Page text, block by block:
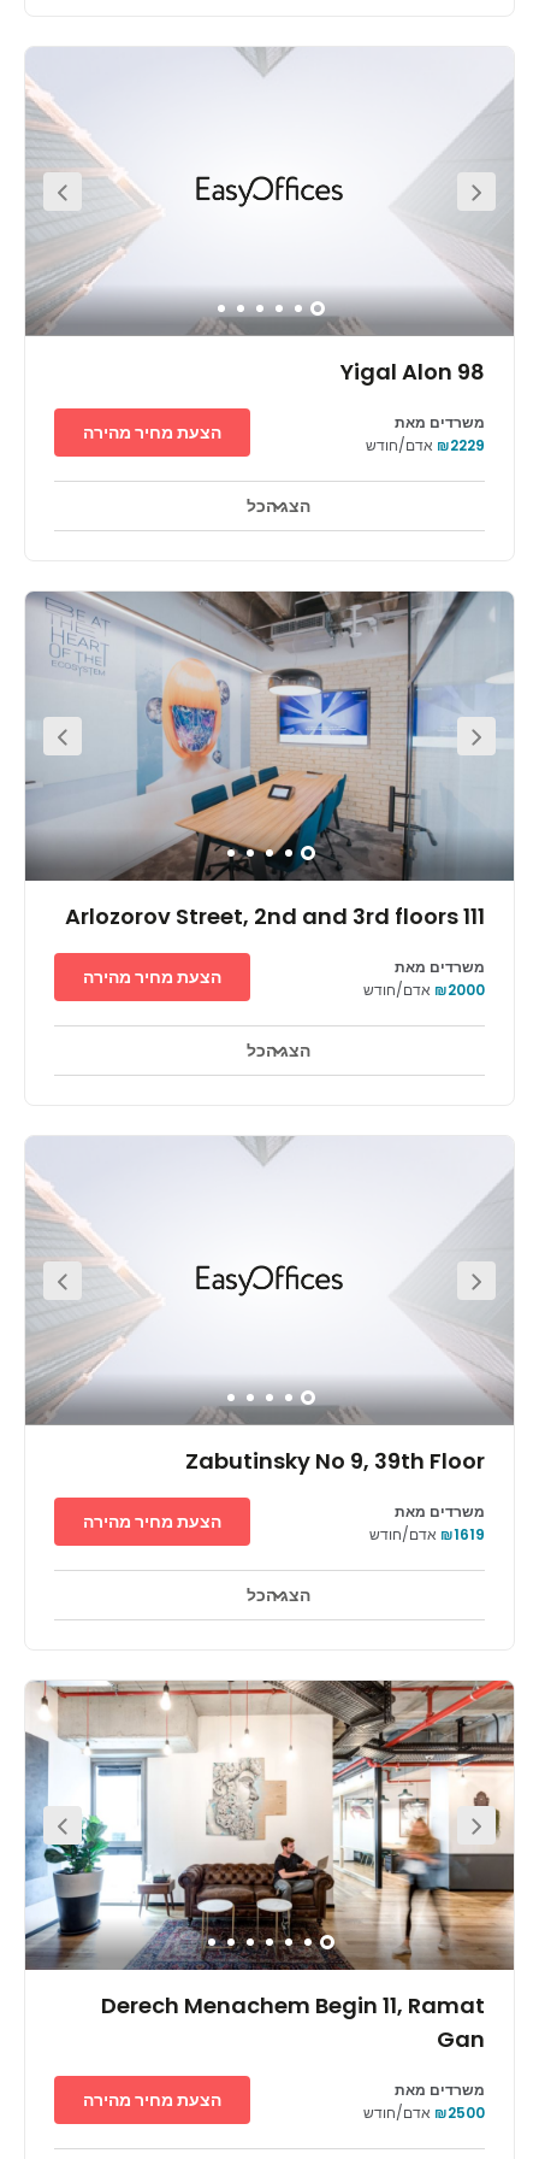
אביב. מהקצה הדרומי של מחוז העסקים המרכזי (CBD), אתם ממוקמים
בסביבה פורייה של חברות מכל הסוגים. מבורסת היהלומים עד
לסטארט-אפים חדשניים. ההזדמנות שלכם לסביבה עסקית ויצירת
קשרים חדשים, במרחק הליכה בלבד.
Yigal Alon 98
אזורי מנוחה
חלונות ענקיים המהווים תפאורה לאזור הקבלה הגדול ולאזורי העבודה.
תל אביב היא הבירה המסחרית של ישראל. הענפים המסחריים שלה
כוללים אנרגיה, היי-טק, מדעי החיים, אוכל ותיירות. האיזור מהווה בית
לתאגידים רב-לאומיים, הכוללים חברות מובילות בטכנולוגיית מידע
ופירמות לאומיות ובינלאומיות שמתמחות בשירותים פיננסים, משפטים
ובראיית חשבון. המרכז קרוב למרכז רפואי גדול ולאוניברסיטת תל אביב.
המגדל נגיש ביותר וניתן להגיע אליו באמצעות תחבורה ציבורית ומנתיבי
איילון. המגדל ממוקם במרחק של כ-30 דקות משדה התעופה.
משרדים מאת
אדם/חודש
הצעת מחיר מהירה
הצג הכל
מעון יום לילדים
you and your business right in the spotlight of the
industry. There are several amenities in the local are, with
Ha-Medina Square only a short walk away. There are
numerous cafes and restaurants within a walking
distance, giving you ample choice for your lunch breaks.
The centre is easily accessible with public transport
options; buses pass through the area frequently with bus
stops just outside of the centre. The centre also offers
משרדים מאת
₪2000אדם/חודש
הצעת מחיר מהירה
הצג הכל
Zabutinsky No 9, 39th Floor
משרדים מאת
אדם/חודש
הצעת מחיר מהירה
הצג הכל
Derech Menachem Begin 11, Ramat
משרדים מאת
₪2500אדם/חודש
הצעת מחיר מהירה